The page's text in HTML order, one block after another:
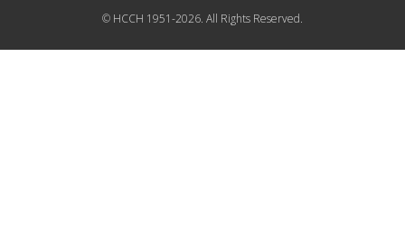
© HCCH 1951-2026. All Rights Reserved.